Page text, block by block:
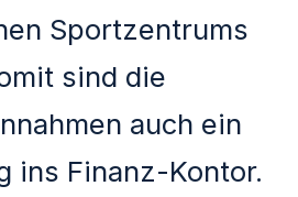
Sportzentrums
sind die
auch ein
ins Finanz-Kontor.